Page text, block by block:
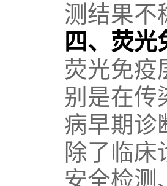
测结果不
四、荧光
荧光免疫
别是在传
病早期诊
除了临
安全检测